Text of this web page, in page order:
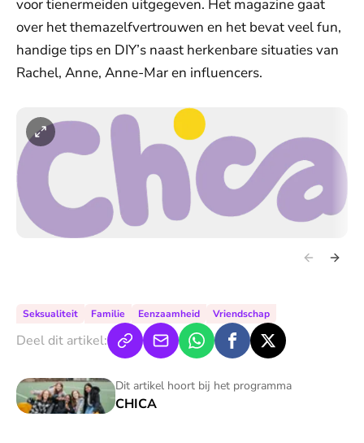
voor tienermeiden uitgegeven. Het magazine gaat
over het themazelfvertrouwen en het bevat veel fun,
handige tips en DIY’s naast herkenbare situaties van
Rachel, Anne, Anne-Mar en influencers.
Seksualiteit Familie Eenzaamheid Vriendschap
Deel dit artikel:
Dit artikel hoort bij het programma
CHICA
CHICA